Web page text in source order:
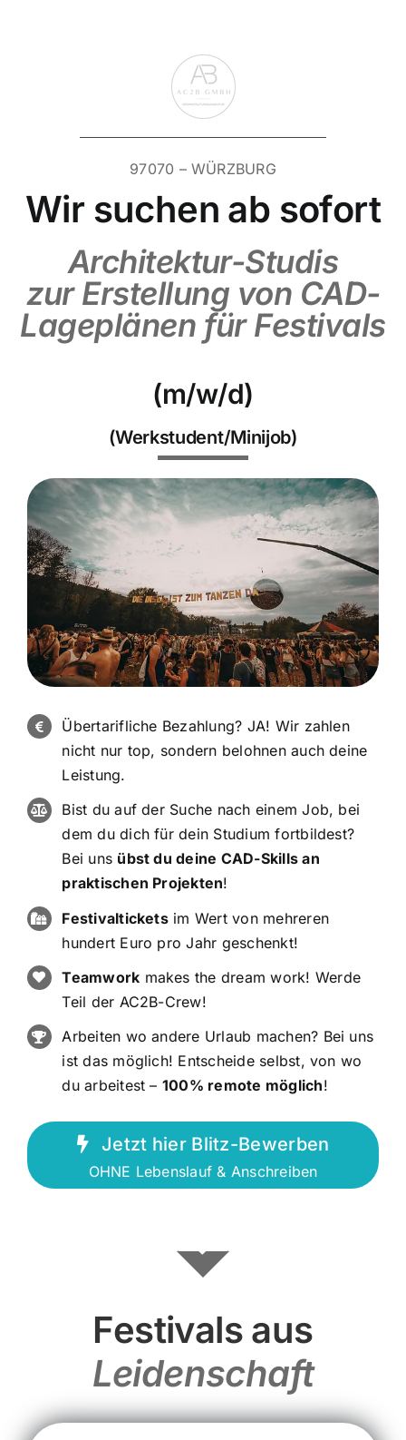
97070 – WÜRZBURG
Wir suchen ab sofort
Architektur-Studis
zur Erstellung von CAD-
Lageplänen für Festivals
(m/w/d)
(Werkstudent/Minijob)
Übertarifliche Bezahlung? JA! Wir zahlen
nicht nur top, sondern belohnen auch deine
Leistung.
Bist du auf der Suche nach einem Job, bei
dem du dich für dein Studium fortbildest?
Bei uns übst du deine CAD-Skills an
praktischen Projekten!
Festivalticketsim Wert von mehreren
hundert Euro pro Jahr geschenkt!
Teamwork makes the dream work! Werde
Teil der AC2B-Crew!
Arbeiten wo andere Urlaub machen? Bei uns
ist das möglich! Entscheide selbst, von wo
du arbeitest – 100% remote möglich!
Jetzt hier Blitz-Bewerben
OHNE Lebenslauf & Anschreiben
Festivals aus
Leidenschaft